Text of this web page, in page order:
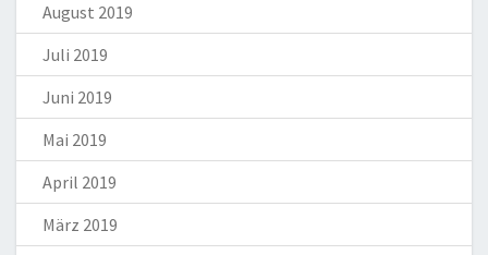
August 2019
Juli 2019
Juni 2019
Mai 2019
April 2019
März 2019